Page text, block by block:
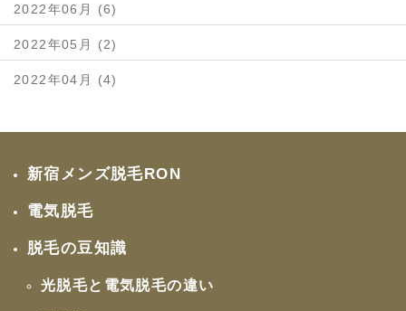
2022年06月 (6)
2022年05月 (2)
2022年04月 (4)
新宿メンズ脱毛RON
電気脱毛
脱毛の豆知識
光脱毛と電気脱毛の違い